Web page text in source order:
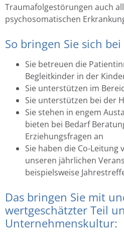
Traumafolgestörungen auch
psychosomatischen
So bringen Sie sich
Sie betreuen die
Begleitkinder in der
Sie unterstützen im
Sie unterstützen bei der
Sie stehen in engem
bieten bei Bedarf
Erziehungsfragen an
Sie haben die Co-
unseren jährlichen
beispielsweise
Das bringen Sie mit
wertgeschätzter Teil
Unternehmenskultur: